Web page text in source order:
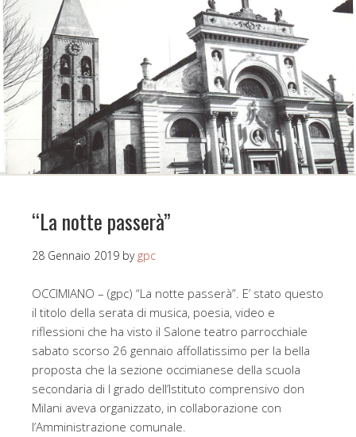
“La notte passerà”
28 Gennaio 2019 by gpc
OCCIMIANO – (gpc) “La notte passerà”. E’ stato questo
il titolo della serata di musica, poesia, video e
riflessioni che ha visto il Salone teatro parrocchiale
sabato scorso 26 gennaio affollatissimo per la bella
proposta che la sezione occimianese della scuola
secondaria di I grado dell’Istituto comprensivo don
Milani aveva organizzato, in collaborazione con
l’Amministrazione comunale.